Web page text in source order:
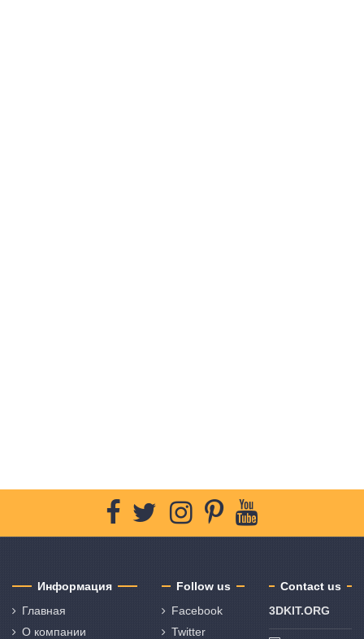
Информация
Главная
О компании
Follow us
Facebook
Twitter
Contact us
3DKIT.ORG